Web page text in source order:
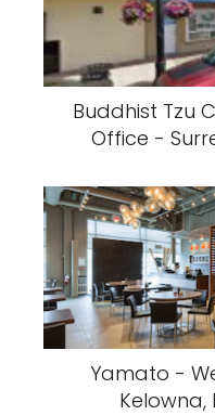
Buddhist Tzu
Office -
Yamato -
Kelowna,